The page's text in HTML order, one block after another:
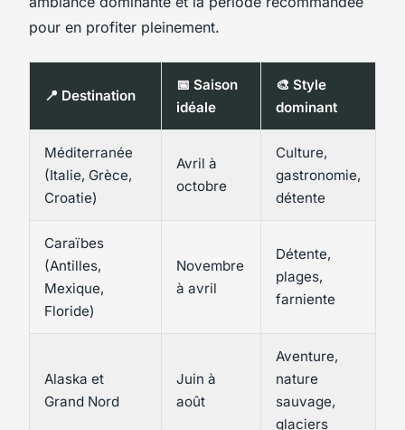
pour en profiter pleinement.
📍 Destination
📅 Saison
idéale
🎨 Style
dominant
Méditerranée
(Italie, Grèce,
Croatie)
Avril à
octobre
Culture,
gastronomie,
détente
Caraïbes
(Antilles,
Mexique,
Floride)
Novembre
à avril
Détente,
plages,
farniente
Alaska et
Grand Nord
Juin à
août
Aventure,
nature
sauvage,
glaciers